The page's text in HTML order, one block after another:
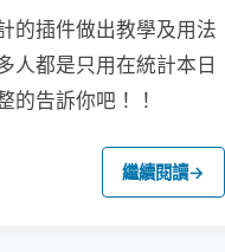
的插件做出教學及用法
人都是只用在統計本日
的告訴你吧！！
繼續閱讀→